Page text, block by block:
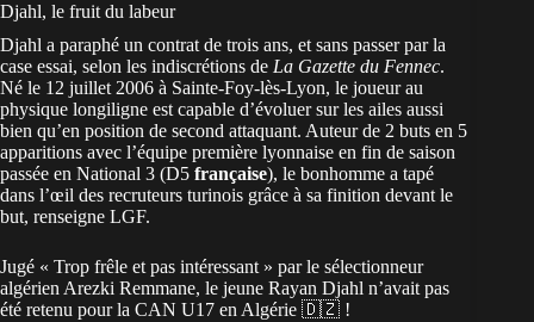
Djahl, le fruit du labeur
Djahl a paraphé un contrat de trois ans, et sans passer par la
case essai, selon les indiscrétions de La Gazette du Fennec.
Né le 12 juillet 2006 à Sainte-Foy-lès-Lyon, le joueur au
physique longiligne est capable d’évoluer sur les ailes aussi
bien qu’en position de second attaquant. Auteur de 2 buts en 5
apparitions avec l’équipe première lyonnaise en fin de saison
passée en National 3 (D5 française), le bonhomme a tapé
dans l’œil des recruteurs turinois grâce à sa finition devant le
but, renseigne LGF.
Jugé « Trop frêle et pas intéressant » par le sélectionneur
algérien Arezki Remmane, le jeune Rayan Djahl n’avait pas
été retenu pour la CAN U17 en Algérie 🇩🇿 !